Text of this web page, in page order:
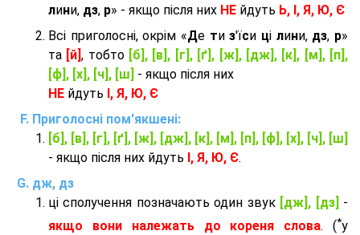
лини, дз, р» - якщо після них НЕ йдуть Ь, І, Я, Ю, Є
Всі приголосні, окрім «Де тиз'їси ці лини, дз, р»
та [й], тобто [б], [в], [г], [ґ], [ж], [дж], [к], [м], [п],
[ф], [х], [ч], [ш] - якщо після них
НЕ йдуть І, Я, Ю, Є
Приголосні пом'якшені:
[б], [в], [г], [ґ], [ж], [дж], [к], [м], [п], [ф], [х], [ч], [ш]
- якщо після них йдуть І, Я, Ю, Є.
дж, дз
ці сполучення позначають один звук [дж], [дз] -
якщо вони належать до кореня слова. (*у